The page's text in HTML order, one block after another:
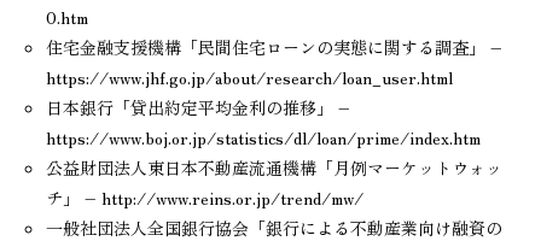
0.htm
住宅金融支援機構「民間住宅ローンの実態に関する調査」 –
https://www.jhf.go.jp/about/research/loan_user.html
日本銀行「貸出約定平均金利の推移」 –
https://www.boj.or.jp/statistics/dl/loan/prime/index.htm
公益財団法人東日本不動産流通機構「月例マーケットウォッ
チ」 – http://www.reins.or.jp/trend/mw/
一般社団法人全国銀行協会「銀行による不動産業向け融資の